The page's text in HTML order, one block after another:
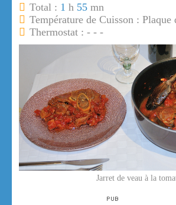
Total : 1 h 55 mn
Température de Cuisson : Plaque
Thermostat : - - -
Jarret de veau à la